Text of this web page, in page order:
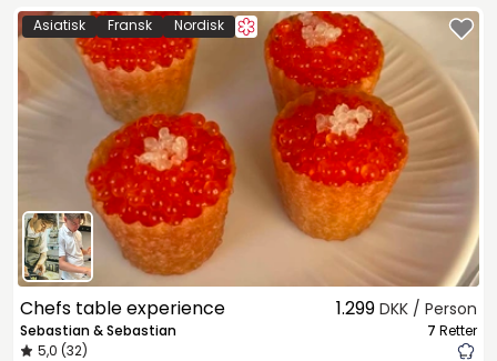
Asiatisk Fransk Nordisk
Chefs table experience
Sebastian & Sebastian
5,0 (32)
1.299 DKK / Person
7 Retter